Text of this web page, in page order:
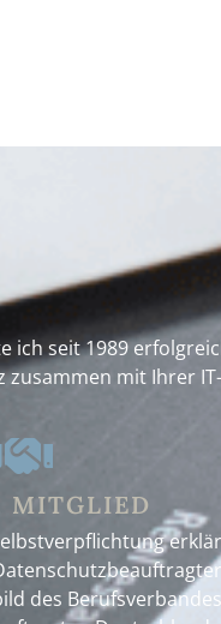
seit 1989
mit Ihrer
MITGLIED
des Berufsverbandes